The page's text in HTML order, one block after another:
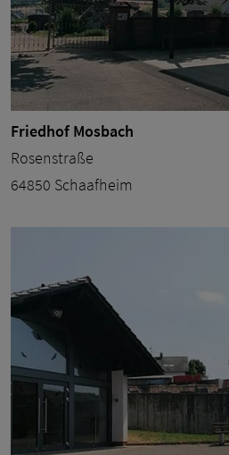
Friedhof Mosbach
Rosenstraße
64850 Schaafheim